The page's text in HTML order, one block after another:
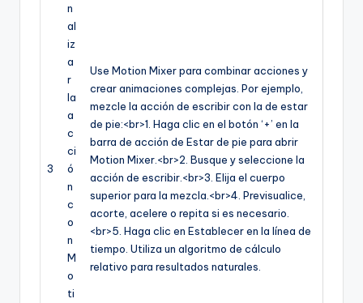
3
n
al
iz
a
r
la
a
c
ci
ó
n
c
o
n
M
o
ti
Use Motion Mixer para combinar acciones y
crear animaciones complejas. Por ejemplo,
mezcle la acción de escribir con la de estar
de pie:<br>1. Haga clic en el botón ‘+’ en la
barra de acción de Estar de pie para abrir
Motion Mixer.<br>2. Busque y seleccione la
acción de escribir.<br>3. Elija el cuerpo
superior para la mezcla.<br>4. Previsualice,
acorte, acelere o repita si es necesario.
<br>5. Haga clic en Establecer en la línea de
tiempo. Utiliza un algoritmo de cálculo
relativo para resultados naturales.